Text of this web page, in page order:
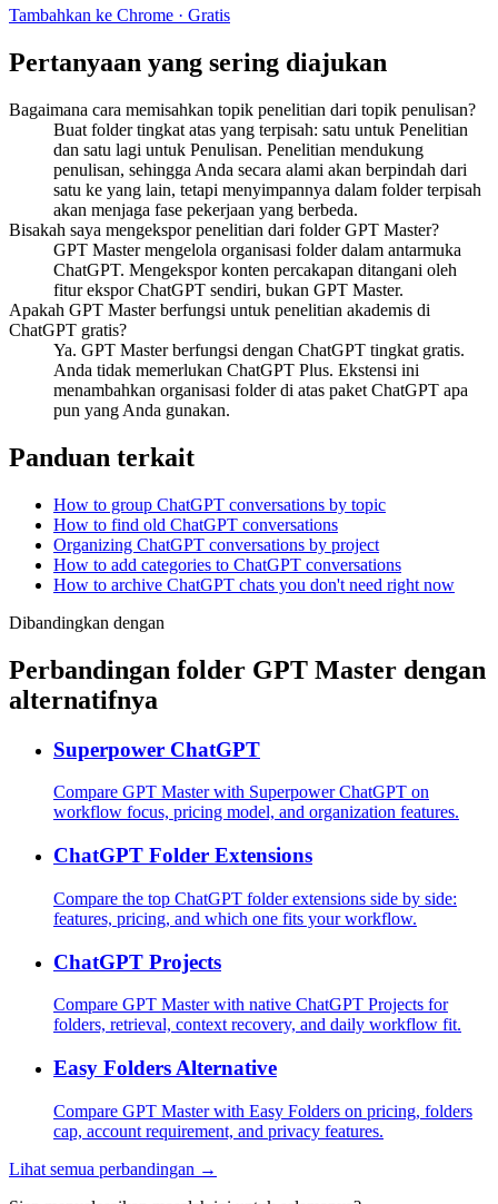
Tambahkan ke Chrome · Gratis
Pertanyaan yang sering diajukan
Bagaimana cara memisahkan topik penelitian dari topik penulisan?
Buat folder tingkat atas yang terpisah: satu untuk Penelitian
dan satu lagi untuk Penulisan. Penelitian mendukung
penulisan, sehingga Anda secara alami akan berpindah dari
satu ke yang lain, tetapi menyimpannya dalam folder terpisah
akan menjaga fase pekerjaan yang berbeda.
Bisakah saya mengekspor penelitian dari folder GPT Master?
GPT Master mengelola organisasi folder dalam antarmuka
ChatGPT. Mengekspor konten percakapan ditangani oleh
fitur ekspor ChatGPT sendiri, bukan GPT Master.
Apakah GPT Master berfungsi untuk penelitian akademis di
ChatGPT gratis?
Ya. GPT Master berfungsi dengan ChatGPT tingkat gratis.
Anda tidak memerlukan ChatGPT Plus. Ekstensi ini
menambahkan organisasi folder di atas paket ChatGPT apa
pun yang Anda gunakan.
Panduan terkait
How to group ChatGPT conversations by topic
How to find old ChatGPT conversations
Organizing ChatGPT conversations by project
How to add categories to ChatGPT conversations
How to archive ChatGPT chats you don't need right now
Dibandingkan dengan
Perbandingan folder GPT Master dengan
alternatifnya
Superpower ChatGPT
Compare GPT Master with Superpower ChatGPT on
workflow focus, pricing model, and organization features.
ChatGPT Folder Extensions
Compare the top ChatGPT folder extensions side by side:
features, pricing, and which one fits your workflow.
ChatGPT Projects
Compare GPT Master with native ChatGPT Projects for
folders, retrieval, context recovery, and daily workflow fit.
Easy Folders Alternative
Compare GPT Master with Easy Folders on pricing, folders
cap, account requirement, and privacy features.
Lihat semua perbandingan →